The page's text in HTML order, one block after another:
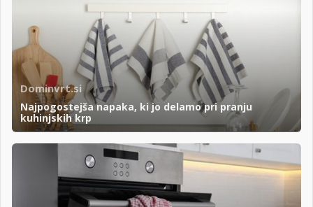
Dominvrt.si
Najpogostejša napaka, ki jo delamo pri pranju
kuhinjskih krp